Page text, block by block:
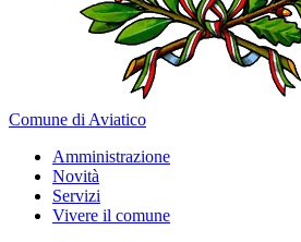
Comune di Aviatico
Amministrazione
Novità
Servizi
Vivere il comune